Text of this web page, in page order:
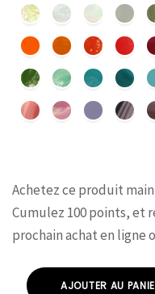
Achetez ce produit
Cumulez 100 points, et
prochain achat en ligne
AJOUTER AU